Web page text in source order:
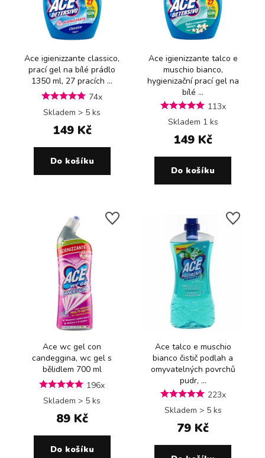
Ace igienizzante classico,
prací gel na bílé prádlo
1350 ml, 27 pracích ...
74x
Skladem > 5 ks
149 Kč
Do košíku
Ace igienizzante talco e
muschio bianco,
hygienizační prací gel na
bílé ...
113x
Skladem 1 ks
149 Kč
Do košíku
Ace wc gel con
candeggina, wc gel s
bělidlem 700 ml
196x
Skladem > 5 ks
89 Kč
Do košíku
Ace talco e muschio
bianco čistič podlah a
omyvatelných povrchů
pudr, ...
223x
Skladem > 5 ks
79 Kč